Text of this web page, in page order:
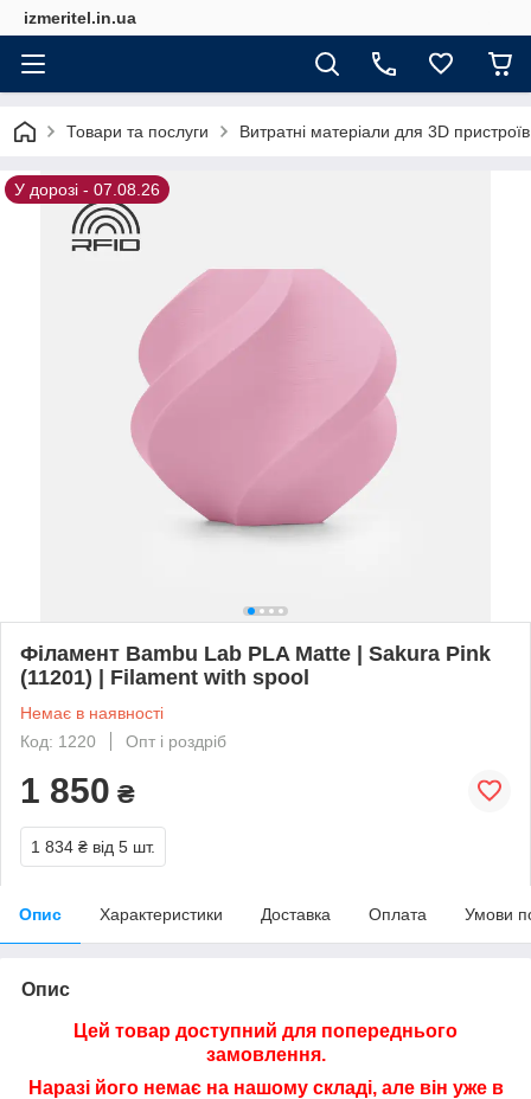
izmeritel.in.ua
Товари та послуги Витратні матеріали для 3D пристроїв
У дорозі - 07.08.26
Філамент Bambu Lab PLA Matte | Sakura Pink
(11201) | Filament with spool
Немає в наявності
Код: 1220
Опт і роздріб
1 850 ₴
1 834 ₴ від 5 шт.
Опис Характеристики Доставка Оплата Умови
Опис
Цей товар доступний для попереднього
замовлення.
Наразі його немає на нашому складі, але він уже в